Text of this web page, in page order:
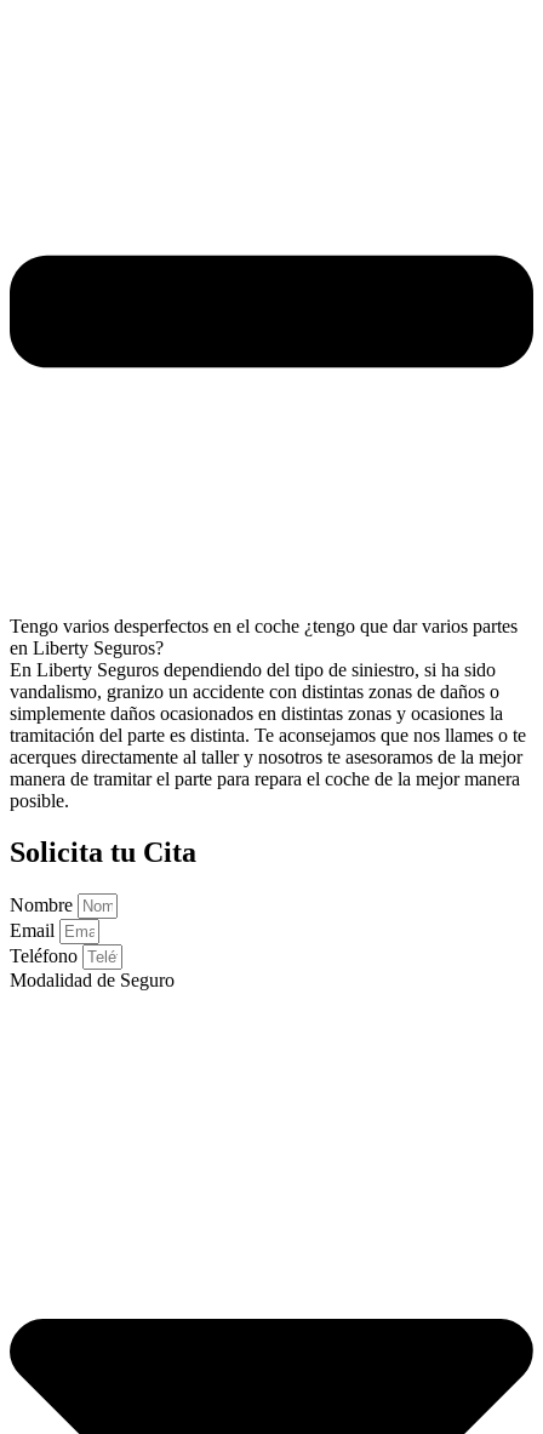
Tengo varios desperfectos en el coche ¿tengo que dar varios partes
en Liberty Seguros?
En Liberty Seguros dependiendo del tipo de siniestro, si ha sido
vandalismo, granizo un accidente con distintas zonas de daños o
simplemente daños ocasionados en distintas zonas y ocasiones la
tramitación del parte es distinta. Te aconsejamos que nos llames o te
acerques directamente al taller y nosotros te asesoramos de la mejor
manera de tramitar el parte para repara el coche de la mejor manera
posible.
Solicita tu Cita
Nombre
Email
Teléfono
Modalidad de Seguro